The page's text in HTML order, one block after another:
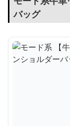
バッグ